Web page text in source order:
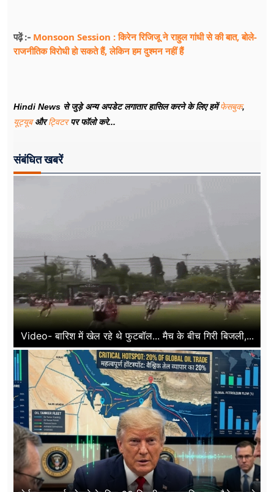
पढ़ें :- Monsoon Session : किरेन रिजिजू ने राहुल गांधी से की बात, बोले-
राजनीतिक विरोधी हो सकते हैं, लेकिन हम दुश्मन नहीं हैं
Hindi News से जुड़े अन्य अपडेट लगातार हासिल करने के लिए हमेंफेसबुक,
यूट्यूबऔरट्विटरपर फॉलो करे...
संबंधित खबरें
Video- बारिश में खेल रहे थे फुटबॉल... मैच के बीच गिरी बिजली,...